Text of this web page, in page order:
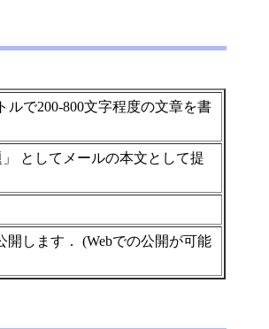
ルで200-800文字程度の文章を書
」 としてメールの本文として提
します． (Webでの公開が可能